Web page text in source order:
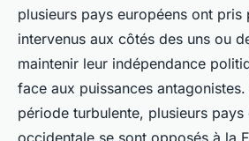
plusieurs pays européens ont pris
intervenus aux côtés des uns ou
maintenir leur indépendance
face aux puissances
période turbulente, plusieurs pays